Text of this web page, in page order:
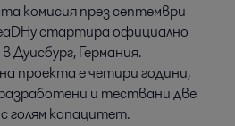
комисия през септември
стартира официално
Дуисбург, Германия.
проекта е четири години,
и тествани две
голям капацитет.